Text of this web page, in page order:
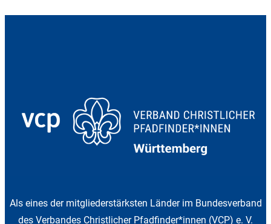
Als eines der mitgliederstärksten Länder im Bundesverband
des Verbandes Christlicher Pfadfinder*innen (VCP) e. V.